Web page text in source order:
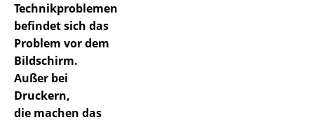
Technikproblemen
befindet sich das
Problem vor dem
Bildschirm.
Außer bei
Druckern,
die machen das